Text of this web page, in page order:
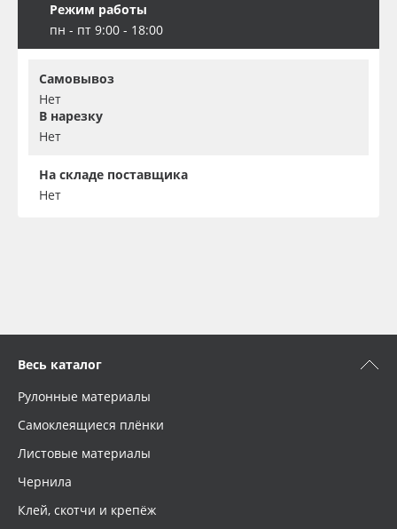
Режим работы
пн - пт 9:00 - 18:00
Самовывоз
Нет
В нарезку
Нет
На складе поставщика
Нет
Весь каталог
Рулонные материалы
Самоклеящиеся плёнки
Листовые материалы
Чернила
Клей, скотчи и крепёж